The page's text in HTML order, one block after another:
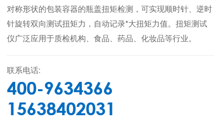
对称形状的包装容器的瓶盖扭矩检测，可实现顺时针、逆时
针旋转双向测试扭矩力，自动记录*大扭矩力值。扭矩测试
仪广泛应用于质检机构、食品、药品、化妆品等行业。
联系电话:
400-9634366
15638402031